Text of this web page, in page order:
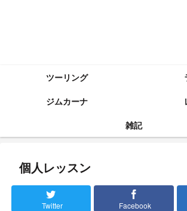
ツーリング
ジムカーナ
雑記
個人レッスン
Twitter Facebook